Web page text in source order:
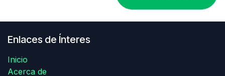
Enlaces de Ínteres
Inicio
Acerca de